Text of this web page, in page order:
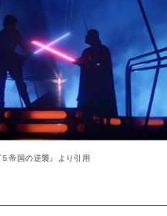
帝国の逆襲』より引用